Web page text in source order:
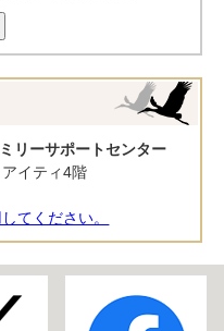
リーサポートセンター
イティ4階
てください。